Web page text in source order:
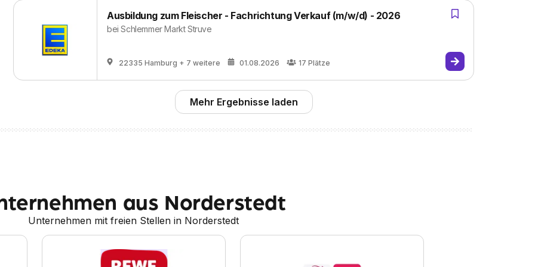
Ausbildung zum Fleischer - Fachrichtung Verkauf (m/w/d) - 2026
beiSchlemmer Markt Struve
22335 Hamburg + 7 weitere 01.08.2026 17 Plätze
Mehr Ergebnisse laden
aus Norderstedt
Unternehmen mit freien Stellen in Norderstedt